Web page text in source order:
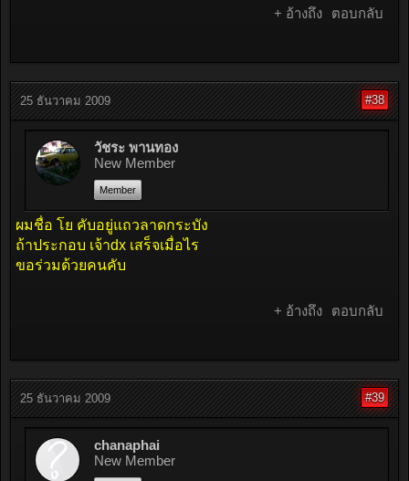
+ อ้างถึง ตอบกลับ
25 ธันวาคม 2009 #38
วัชระ พานทอง
New Member
Member
ผมชื่อ โย คับอยู่แถวลาดกระบัง
ถ้าประกอบ เจ้าdx เสร็จเมื่อไร
ขอร่วมด้วยคนคับ
+ อ้างถึง ตอบกลับ
25 ธันวาคม 2009 #39
chanaphai
New Member